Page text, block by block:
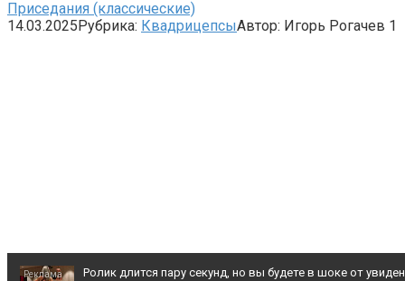
Приседания (классические)
14.03.2025 Рубрика: КвадрицепсыАвтор: Игорь Рогачев 1
Ролик длится пару секунд, но вы будете в шоке от